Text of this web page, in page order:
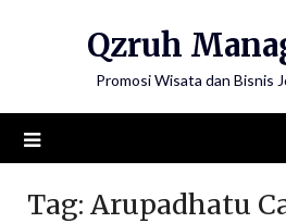
Qzruh
Promosi Wisata dan Bisnis
Tag: Arupadhatu